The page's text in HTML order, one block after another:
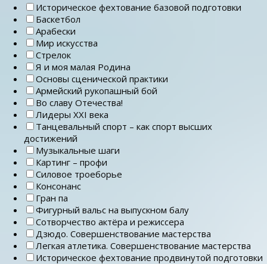
Историческое фехтование базовой подготовки
Баскетбол
Арабески
Мир искусства
Стрелок
Я и моя малая Родина
Основы сценической практики
Армейский рукопашный бой
Во славу Отечества!
Лидеры ХХI века
Танцевальный спорт – как спорт высших
достижений
Музыкальные шаги
Картинг – профи
Силовое троеборье
Консонанс
Гран па
Фигурный вальс на выпускном балу
Сотворчество актёра и режиссера
Дзюдо. Совершенствование мастерства
Легкая атлетика. Совершенствование мастерства
Историческое фехтование продвинутой подготовки